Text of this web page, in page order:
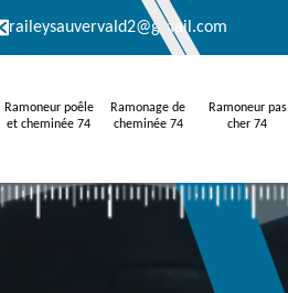
raileysauvervald2@gmail.com
Ramoneur poêle
et cheminée 74
Ramonage de
cheminée 74
Ramoneur pas
cher 74